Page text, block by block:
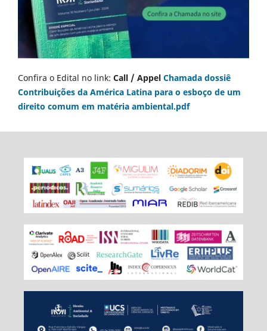
Confira o Edital no link: Call / Appel Chamada dossiê
Contribuições da América Latina para o esboço de um
direito comum em matéria ambiental.pdf